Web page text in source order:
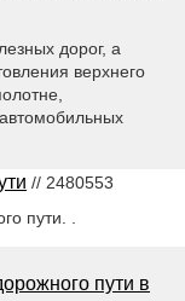
дорог, а
верхнего
// 2480553
пути. .
пути в